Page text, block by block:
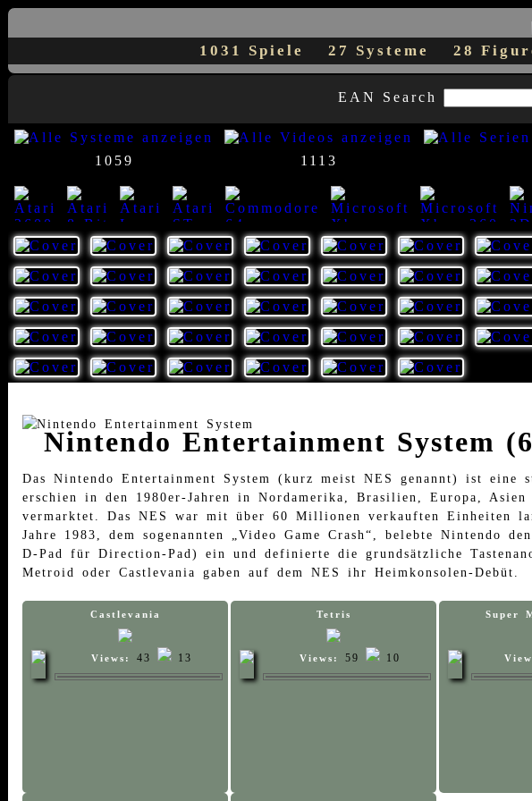
1031 Spiele 27 Systeme 28
EAN Search
1059 1113
23 8 7 1 1 14 35
Nintendo Entertainment System
Das Nintendo Entertainment System (kurz meist NES genannt) ist eine
erschien in den 1980er-Jahren in Nordamerika, Brasilien, Europa,
vermarktet. Das NES war mit über 60 Millionen verkauften Einheiten
Jahre 1983, dem sogenannten „Video Game Crash“, belebte Nintendo
D-Pad für Direction-Pad) ein und definierte die grundsätzliche
Metroid oder Castlevania gaben auf dem NES ihr Heimkonsolen-Debüt.
Castlevania
Views: 43 13
Tetris
Views: 59 10
Super